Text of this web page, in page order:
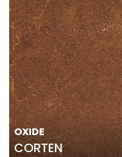
OXIDE
CORTEN